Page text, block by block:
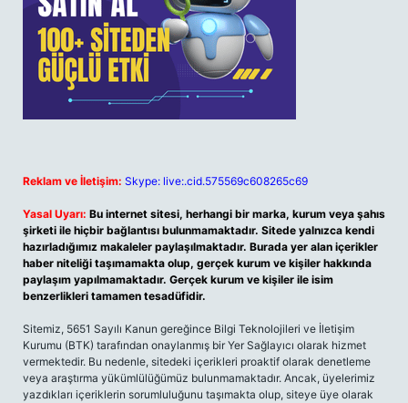
Reklam ve İletişim: Skype: live:.cid.575569c608265c69
Yasal Uyarı: Bu internet sitesi, herhangi bir marka, kurum veya şahıs
şirketi ile hiçbir bağlantısı bulunmamaktadır. Sitede yalnızca kendi
hazırladığımız makaleler paylaşılmaktadır. Burada yer alan içerikler
haber niteliği taşımamakta olup, gerçek kurum ve kişiler hakkında
paylaşım yapılmamaktadır. Gerçek kurum ve kişiler ile isim
benzerlikleri tamamen tesadüfidir.
Sitemiz, 5651 Sayılı Kanun gereğince Bilgi Teknolojileri ve İletişim
Kurumu (BTK) tarafından onaylanmış bir Yer Sağlayıcı olarak hizmet
vermektedir. Bu nedenle, sitedeki içerikleri proaktif olarak denetleme
veya araştırma yükümlülüğümüz bulunmamaktadır. Ancak, üyelerimiz
yazdıkları içeriklerin sorumluluğunu taşımakta olup, siteye üye olarak